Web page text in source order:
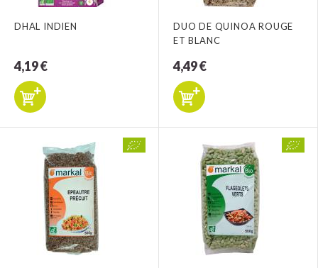
DHAL INDIEN
4,19 €
DUO DE QUINOA ROUGE
ET BLANC
4,49 €